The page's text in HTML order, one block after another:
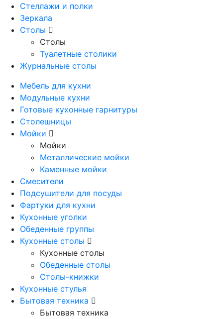
Стеллажи и полки
Зеркала
Столы
Столы
Туалетные столики
Журнальные столы
Мебель для кухни
Модульные кухни
Готовые кухонные гарнитуры
Столешницы
Мойки
Мойки
Металлические мойки
Каменные мойки
Смесители
Подсушители для посуды
Фартуки для кухни
Кухонные уголки
Обеденные группы
Кухонные столы
Кухонные столы
Обеденные столы
Столы-книжки
Кухонные стулья
Бытовая техника
Бытовая техника